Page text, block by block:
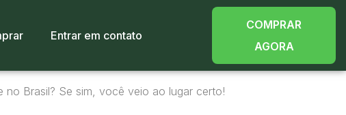
Entrar em contato
COMPRAR
AGORA
no Brasil? Se sim, você veio ao lugar certo!